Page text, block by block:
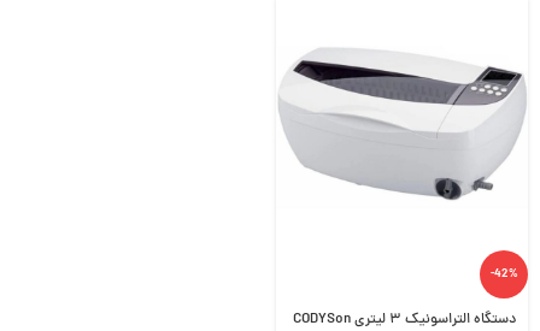
-42%
دستگاه التراسونیک ۳ لیتری CODYSon